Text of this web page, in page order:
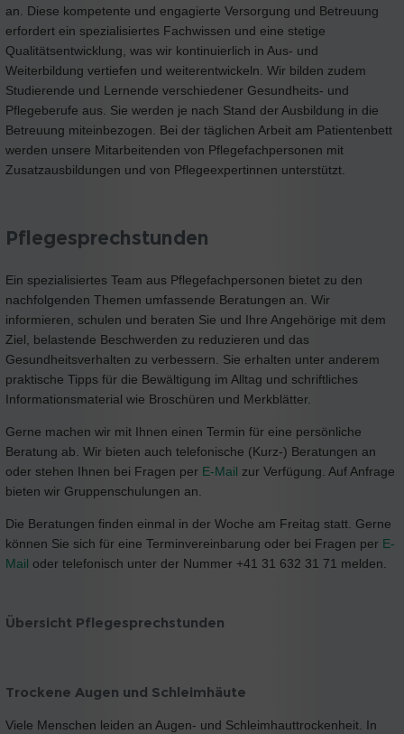
an. Diese kompetente und engagierte Versorgung und Betreuung
erfordert ein spezialisiertes Fachwissen und eine stetige
Qualitätsentwicklung, was wir kontinuierlich in Aus- und
Weiterbildung vertiefen und weiterentwickeln. Wir bilden zudem
Studierende und Lernende verschiedener Gesundheits- und
Pflegeberufe aus. Sie werden je nach Stand der Ausbildung in die
Betreuung miteinbezogen. Bei der täglichen Arbeit am Patientenbett
werden unsere Mitarbeitenden von Pflegefachpersonen mit
Zusatzausbildungen und von Pflegeexpertinnen unterstützt.
Pflegesprechstunden
Ein spezialisiertes Team aus Pflegefachpersonen bietet zu den
nachfolgenden Themen umfassende Beratungen an. Wir
informieren, schulen und beraten Sie und Ihre Angehörige mit dem
Ziel, belastende Beschwerden zu reduzieren und das
Gesundheitsverhalten zu verbessern. Sie erhalten unter anderem
praktische Tipps für die Bewältigung im Alltag und schriftliches
Informationsmaterial wie Broschüren und Merkblätter.
Gerne machen wir mit Ihnen einen Termin für eine persönliche
Beratung ab. Wir bieten auch telefonische (Kurz-) Beratungen an
oder stehen Ihnen bei Fragen per E-Mail zur Verfügung. Auf Anfrage
bieten wir Gruppenschulungen an.
Die Beratungen finden einmal in der Woche am Freitag statt. Gerne
können Sie sich für eine Terminvereinbarung oder bei Fragen per E-
Mail oder telefonisch unter der Nummer +41 31 632 31 71 melden.
Übersicht Pflegesprechstunden
Trockene Augen und Schleimhäute
Viele Menschen leiden an Augen- und Schleimhauttrockenheit. In